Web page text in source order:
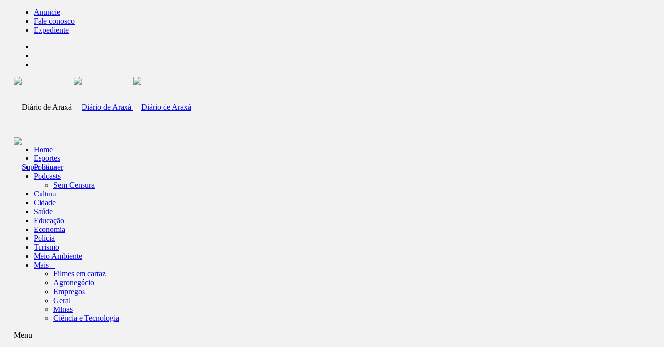
Anuncie
Fale conosco
Expediente
Home
Esportes
Política
Podcasts
Sem Censura
Cultura
Cidade
Saúde
Educação
Economia
Polícia
Turismo
Meio Ambiente
Mais +
Filmes em cartaz
Agronegócio
Empregos
Geral
Minas
Ciência e Tecnologia
Menu